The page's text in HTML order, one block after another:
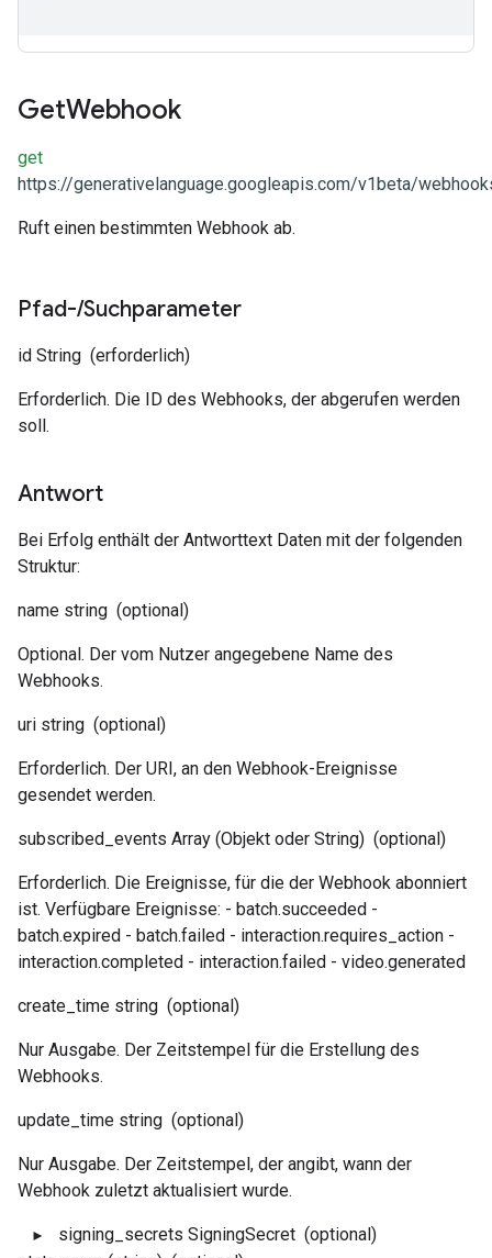
GetWebhook
get
https://generativelanguage.googleapis.com/v1beta/
Ruft einen bestimmten Webhook ab.
Pfad-/Suchparameter
id String (erforderlich)
Erforderlich. Die ID des Webhooks, der abgerufen werden
soll.
Antwort
Bei Erfolg enthält der Antworttext Daten mit der folgenden
Struktur:
name string (optional)
Optional. Der vom Nutzer angegebene Name des
Webhooks.
uri string (optional)
Erforderlich. Der URI, an den Webhook-Ereignisse
gesendet werden.
subscribed_events Array (Objekt oder String) (optional)
Erforderlich. Die Ereignisse, für die der Webhook abonniert
ist. Verfügbare Ereignisse: - batch.succeeded -
batch.expired - batch.failed - interaction.requires_action -
interaction.completed - interaction.failed - video.generated
create_time string (optional)
Nur Ausgabe. Der Zeitstempel für die Erstellung des
Webhooks.
update_time string (optional)
Nur Ausgabe. Der Zeitstempel, der angibt, wann der
Webhook zuletzt aktualisiert wurde.
signing_secrets SigningSecret (optional)